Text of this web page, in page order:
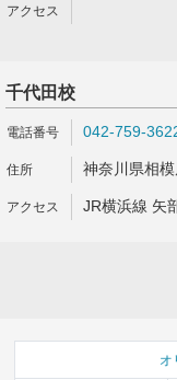
千代田校
042-759-
神奈川県相
JR横浜線 矢
オ